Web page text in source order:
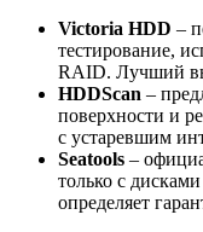
Victoria HDD –
тестирование,
RAID. Лучший
HDDScan –
поверхности и
с устаревшим
Seatools –
только с
определяет